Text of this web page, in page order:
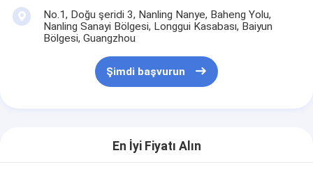
No.1, Doğu şeridi 3, Nanling Nanye, Baheng Yolu,
Nanling Sanayi Bölgesi, Longgui Kasabası, Baiyun
Bölgesi, Guangzhou
Şimdi başvurun
En İyi Fiyatı Alın